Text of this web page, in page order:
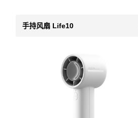
手持风扇 Life10